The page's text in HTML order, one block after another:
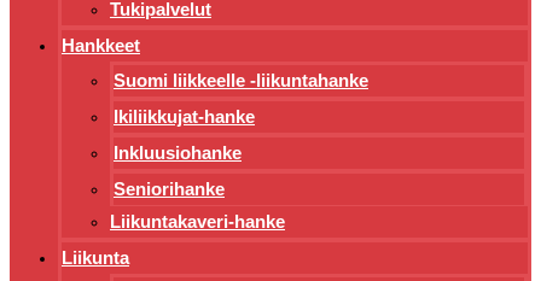
Tukipalvelut
Hankkeet
Suomi liikkeelle -liikuntahanke
Ikiliikkujat-hanke
Inkluusiohanke
Seniorihanke
Liikuntakaveri-hanke
Liikunta